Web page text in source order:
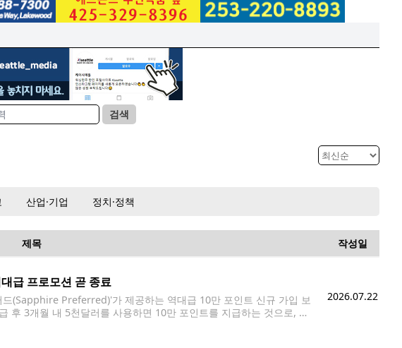
검색
산업·기업 정치·정책
제목 작성일
급 프로모션 곧 종료
(Sapphire Preferred)'가 제공하는 역대급 10만 포인트 신규 가입 보
후 3개월 내 5천달러를 사용하면 10만 포인트를 지급하는 것으로, 일
2026.07.22